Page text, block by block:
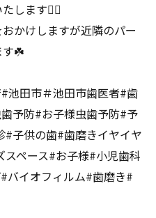
します🙇‍♀️
かけしますが近隣のパー
す☘️
池田市＃池田市歯医者#歯
予防#お子様虫歯予防#予
子供の歯#歯磨きイヤイヤ
ペース#お子様#小児歯科
バイオフィルム#歯磨き#